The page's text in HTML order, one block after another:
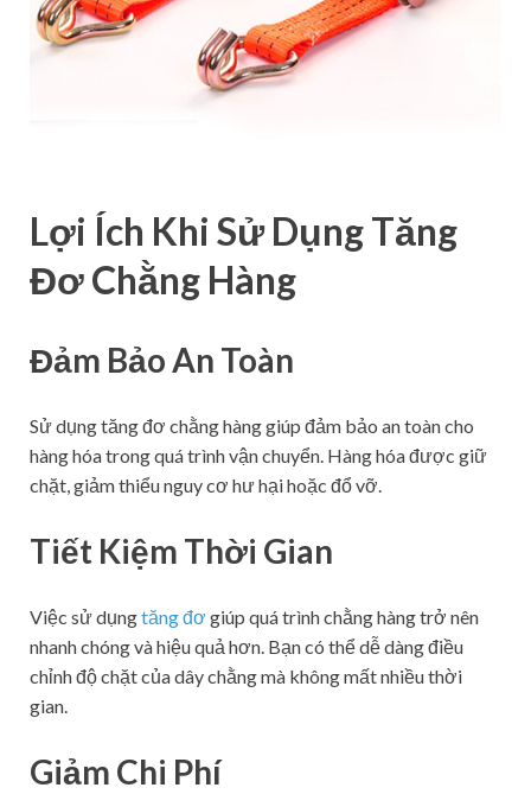
Lợi Ích Khi Sử Dụng Tăng
Đơ Chằng Hàng
Đảm Bảo An Toàn
Sử dụng tăng đơ chằng hàng giúp đảm bảo an toàn cho
hàng hóa trong quá trình vận chuyển. Hàng hóa được giữ
chặt, giảm thiểu nguy cơ hư hại hoặc đổ vỡ.
Tiết Kiệm Thời Gian
Việc sử dụngtăng đơ giúp quá trình chằng hàng trở nên
nhanh chóng và hiệu quả hơn. Bạn có thể dễ dàng điều
chỉnh độ chặt của dây chằng mà không mất nhiều thời
gian.
Giảm Chi Phí